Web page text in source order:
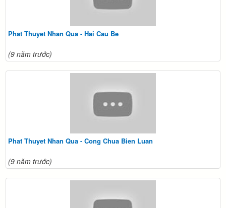
Phat Thuyet Nhan Qua - Hai Cau Be
(9 năm trước)
Phat Thuyet Nhan Qua - Cong Chua Bien Luan
(9 năm trước)